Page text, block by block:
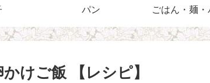
パン ごはん・麺
けご飯 【レシピ】